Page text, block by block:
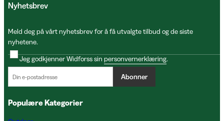
Nyhetsbrev
Meld deg på vårt nyhetsbrev for å få utvalgte tilbud og de siste
nyhetene.
Jeg godkjenner Widforss sin personvernerklæring.
Abonner
Populære Kategorier